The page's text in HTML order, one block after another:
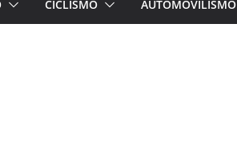
CICLISMO AUTOMOVILISMO